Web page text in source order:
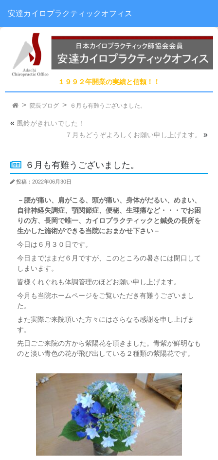
１９９２年開業の実績と信頼！！
安達カイロプラクティックオフィス
院長ブログ ６月も有難うございました。
« 風鈴がきれいでした！
７月もどうぞよろしくお願い申し上げます。
»
６月も有難うございました。
投稿：2022年06月30日
－腰が痛い、肩がこる、頭が痛い、身体がだるい、めまい、
自律神経失調症、顎関節症、便秘、生理痛など・・・でお困
りの方、長岡で唯一、カイロプラクティックと鍼灸の長所を
生かした施術ができる当院におまかせ下さい－
今日は６月３０日です。
今日まではまだ６月ですが、このところの暑さには閉口して
しまいます。
皆様くれぐれも体調管理のほどお願い申し上げます。
今月も当院ホームページをご覧いただき有難うございまし
た。
また実際ご来院頂いた方々にはさらなる感謝を申し上げま
す。
先日ごご来院の方から紫陽花を頂きました。青紫が鮮明なも
のと淡い青色の花が飛び出している２種類の紫陽花です。